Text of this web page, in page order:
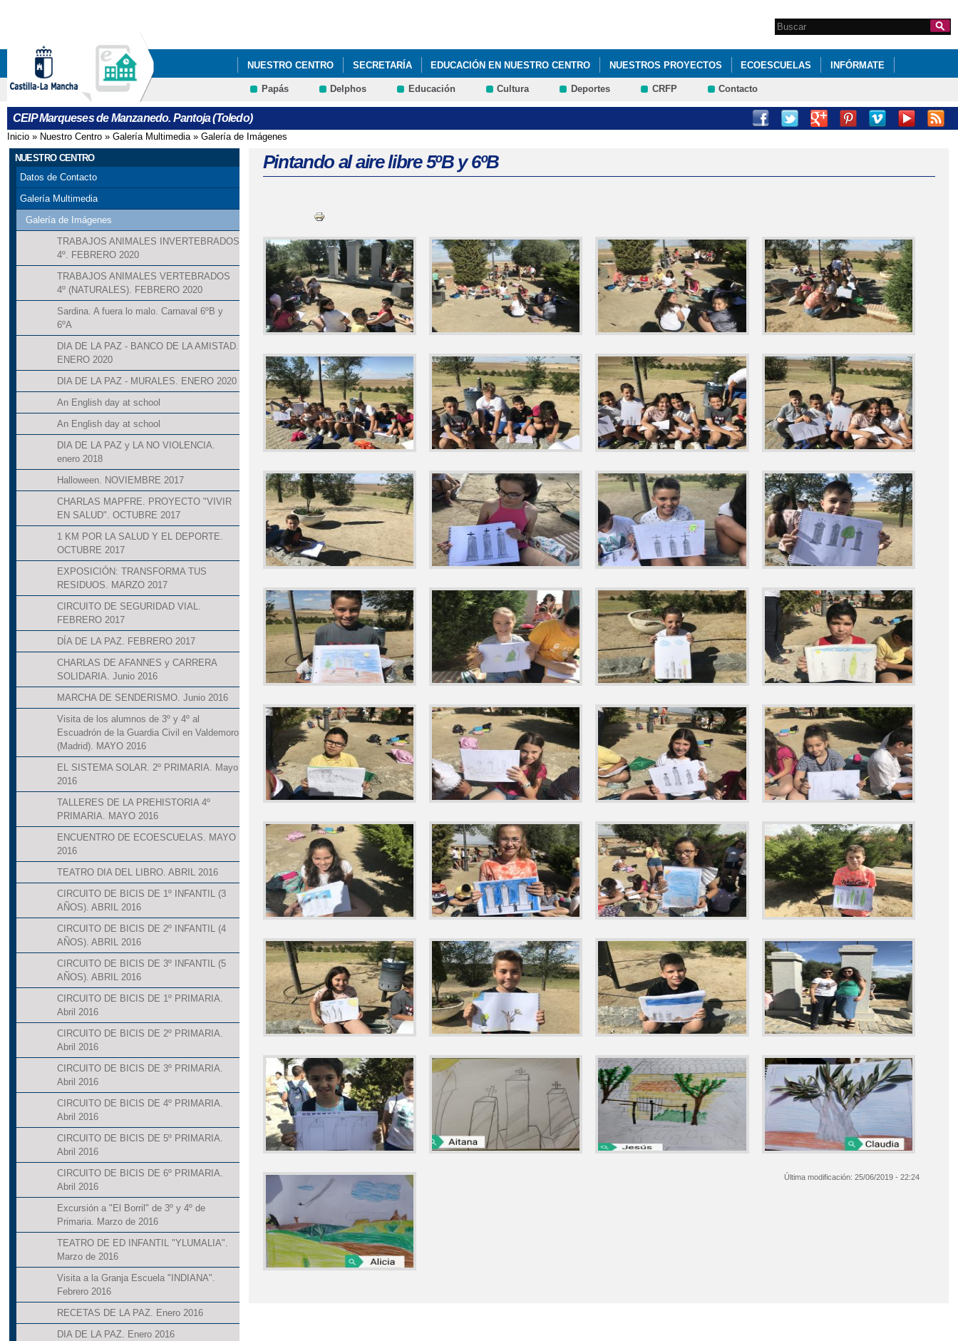
Formulario de
búsqueda
Search this site
NUESTRO CENTRO SECRETARÍA EDUCACIÓN EN NUESTRO CENTRO NUESTROS PROYECTOS ECOESCUELAS INFÓRMATE
Papás Delphos Educación Cultura Deportes CRFP Contacto
CEIP Marqueses de Manzanedo. Pantoja (Toledo)
Se encuentra usted aquí
Inicio » Nuestro Centro » Galería Multimedia» Galería de Imágenes
NUESTRO CENTRO
Datos de Contacto
Galería Multimedia
Galería de Imágenes
TRABAJOS ANIMALES INVERTEBRADOS
4º. FEBRERO 2020
TRABAJOS ANIMALES VERTEBRADOS
4º (NATURALES). FEBRERO 2020
Sardina. A fuera lo malo. Carnaval 6ºB y
6ºA
DIA DE LA PAZ - BANCO DE LA AMISTAD.
ENERO 2020
DIA DE LA PAZ - MURALES. ENERO 2020
An English day at school
An English day at school
DIA DE LA PAZ y LA NO VIOLENCIA.
enero 2018
Halloween. NOVIEMBRE 2017
CHARLAS MAPFRE. PROYECTO "VIVIR
EN SALUD". OCTUBRE 2017
1 KM POR LA SALUD Y EL DEPORTE.
OCTUBRE 2017
EXPOSICIÓN: TRANSFORMA TUS
RESIDUOS. MARZO 2017
CIRCUITO DE SEGURIDAD VIAL.
FEBRERO 2017
DÍA DE LA PAZ. FEBRERO 2017
CHARLAS DE AFANNES y CARRERA
SOLIDARIA. Junio 2016
MARCHA DE SENDERISMO. Junio 2016
Visita de los alumnos de 3º y 4º al
Escuadrón de la Guardia Civil en Valdemoro
(Madrid). MAYO 2016
EL SISTEMA SOLAR. 2º PRIMARIA. Mayo
2016
TALLERES DE LA PREHISTORIA 4º
PRIMARIA. MAYO 2016
ENCUENTRO DE ECOESCUELAS. MAYO
2016
TEATRO DIA DEL LIBRO. ABRIL 2016
CIRCUITO DE BICIS DE 1º INFANTIL (3
AÑOS). ABRIL 2016
CIRCUITO DE BICIS DE 2º INFANTIL (4
AÑOS). ABRIL 2016
CIRCUITO DE BICIS DE 3º INFANTIL (5
AÑOS). ABRIL 2016
CIRCUITO DE BICIS DE 1º PRIMARIA.
Abril 2016
CIRCUITO DE BICIS DE 2º PRIMARIA.
Abril 2016
CIRCUITO DE BICIS DE 3º PRIMARIA.
Abril 2016
CIRCUITO DE BICIS DE 4º PRIMARIA.
Abril 2016
CIRCUITO DE BICIS DE 5º PRIMARIA.
Abril 2016
CIRCUITO DE BICIS DE 6º PRIMARIA.
Abril 2016
Excursión a "El Borril" de 3º y 4º de
Primaria. Marzo de 2016
TEATRO DE ED INFANTIL "YLUMALIA".
Marzo de 2016
Visita a la Granja Escuela "INDIANA".
Febrero 2016
RECETAS DE LA PAZ. Enero 2016
DIA DE LA PAZ. Enero 2016
Pintando al aire libre 5ºB y 6ºB
Última modificación:25/06/2019 - 22:24